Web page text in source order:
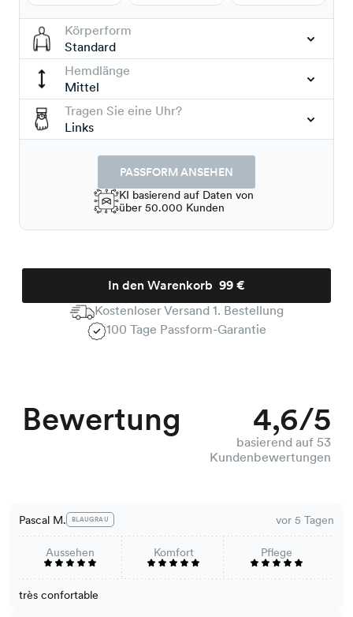
Körperform
Standard
Hemdlänge
Mittel
Tragen Sie eine Uhr?
Links
PASSFORM ANSEHEN
KI basierend auf Daten von
über 50.000 Kunden
In den Warenkorb
Kostenloser Versand 1. Bestellung
100 Tage Passform-Garantie
Bewertung 4,6/5
basierend auf 53
Kundenbewertungen
Pascal M. BLAUGRAU vor 5 Tagen
Aussehen Komfort Pflege
très confortable